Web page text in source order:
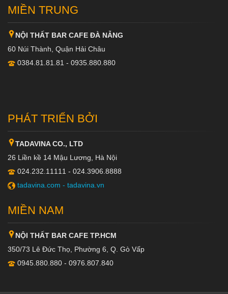
MIỀN TRUNG
NỘI THẤT BAR CAFE ĐÀ NẴNG
60 Núi Thành, Quận Hải Châu
0384.81.81.81 - 0935.880.880
PHÁT TRIỂN BỞI
TADAVINA CO., LTD
26 Liền kề 14 Mậu Lương, Hà Nội
024.232.11111 - 024.3906.8888
tadavina.com - tadavina.vn
MIỀN NAM
NỘI THẤT BAR CAFE TP.HCM
350/73 Lê Đức Thọ, Phường 6, Q. Gò Vấp
0945.880.880 - 0976.807.840